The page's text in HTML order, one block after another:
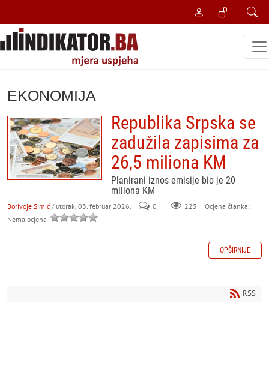
EKONOMIJA
Republika Srpska se
zadužila zapisima za
26,5 miliona KM
Planirani iznos emisije bio je 20
miliona KM
Borivoje Simić / utorak, 03. februar 2026. 0 225
Ocjena članka:
Nema ocjena
OPŠIRNIJE
RSS